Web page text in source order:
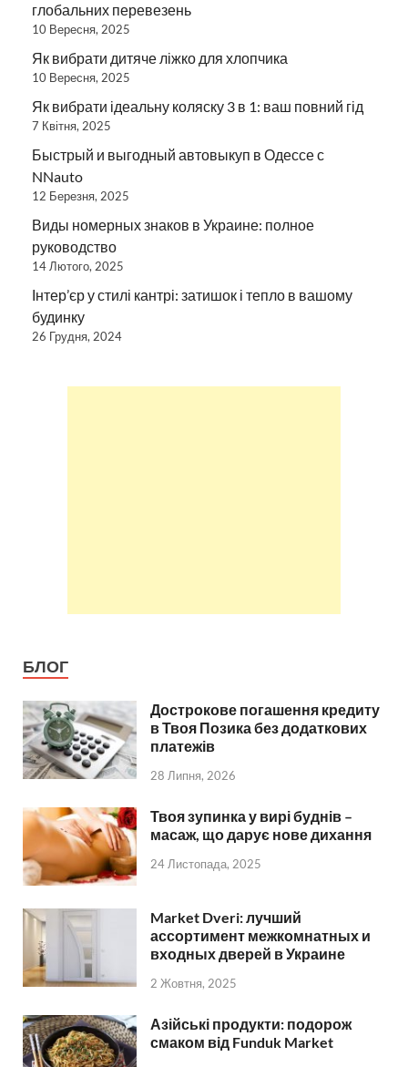
глобальних перевезень
10 Вересня, 2025
Як вибрати дитяче ліжко для хлопчика
10 Вересня, 2025
Як вибрати ідеальну коляску 3 в 1: ваш повний гід
7 Квітня, 2025
Быстрый и выгодный автовыкуп в Одессе с
NNauto
12 Березня, 2025
Виды номерных знаков в Украине: полное
руководство
14 Лютого, 2025
Інтер’єр у стилі кантрі: затишок і тепло в вашому
будинку
26 Грудня, 2024
БЛОГ
Дострокове погашення кредиту
в Твоя Позика без додаткових
платежів
28 Липня, 2026
Твоя зупинка у вирі буднів –
масаж, що дарує нове дихання
24 Листопада, 2025
Market Dveri: лучший
ассортимент межкомнатных и
входных дверей в Украине
2 Жовтня, 2025
Азійські продукти: подорож
смаком від Funduk Market